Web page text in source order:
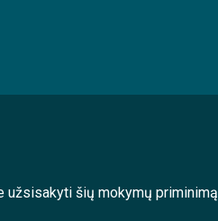
užsisakyti šių mokymų priminimą